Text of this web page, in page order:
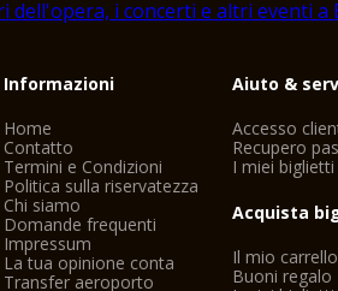
Informazioni
Home
Contatto
Termini e Condizioni
Politica sulla riservatezza
Chi siamo
Domande frequenti
Impressum
La tua opinione conta
Transfer aeroporto
Aiuto &
Accesso
Recupero
I miei biglietti
Acquista
Il mio carrello
Buoni regalo